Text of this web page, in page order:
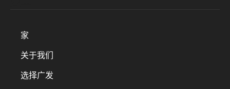
家
关于我们
选择广发